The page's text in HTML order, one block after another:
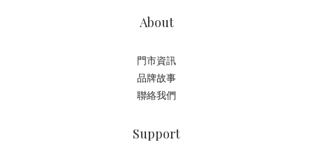
About
門市資訊
品牌故事
聯絡我們
Support